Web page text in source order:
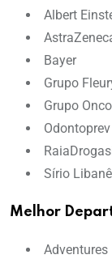
Albert
Bayer
Grupo
Grupo
Odontoprev
Sírio
Melhor
Adventures